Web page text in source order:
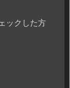
ックした方